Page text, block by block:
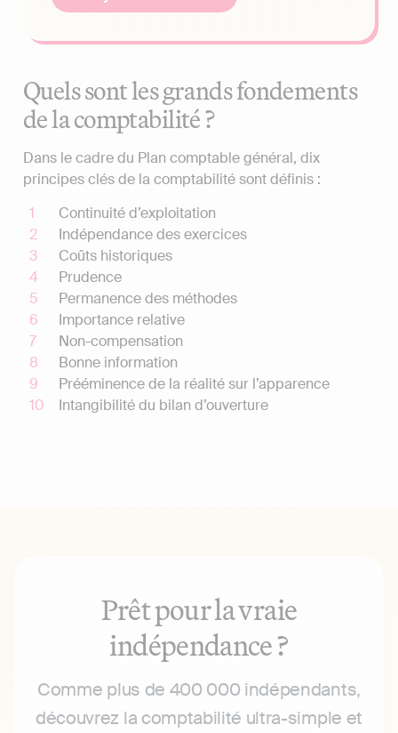
Quels sont les grands fondements
de la comptabilité ?
Dans le cadre du Plan comptable général, dix
principes clés de la comptabilité sont définis :
Continuité d’exploitation
Indépendance des exercices
Coûts historiques
Prudence
Permanence des méthodes
Importance relative
Non-compensation
Bonne information
Prééminence de la réalité sur l’apparence
Intangibilité du bilan d’ouverture
Prêt pour la vraie
indépendance ?
Comme plus de 400 000 indépendants,
découvrez la comptabilité ultra-simple et